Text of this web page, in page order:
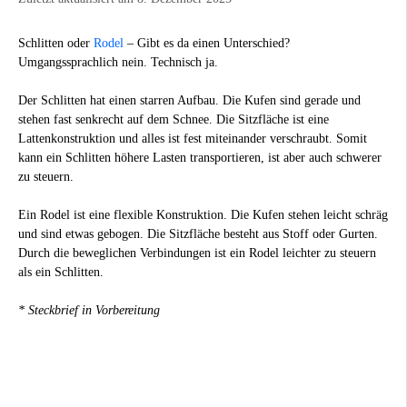
Schlitten oder Rodel – Gibt es da einen Unterschied?
Umgangssprachlich nein. Technisch ja.
Der Schlitten hat einen starren Aufbau. Die Kufen sind gerade und
stehen fast senkrecht auf dem Schnee. Die Sitzfläche ist eine
Lattenkonstruktion und alles ist fest miteinander verschraubt. Somit
kann ein Schlitten höhere Lasten transportieren, ist aber auch schwerer
zu steuern.
Ein Rodel ist eine flexible Konstruktion. Die Kufen stehen leicht schräg
und sind etwas gebogen. Die Sitzfläche besteht aus Stoff oder Gurten.
Durch die beweglichen Verbindungen ist ein Rodel leichter zu steuern
als ein Schlitten.
* Steckbrief in Vorbereitung